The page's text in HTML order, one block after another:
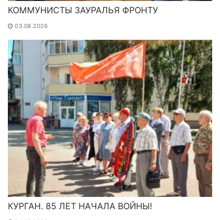
КОММУНИСТЫ ЗАУРАЛЬЯ ФРОНТУ
03.08.2026
КУРГАН. 85 ЛЕТ НАЧАЛА ВОЙНЫ!